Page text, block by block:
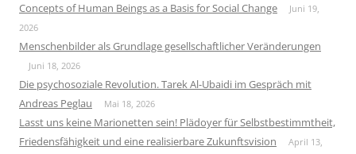
Concepts of Human Beings as a Basis for Social Change
Juni 19,
2026
Menschenbilder als Grundlage gesellschaftlicher Veränderungen
Juni 18, 2026
Die psychosoziale Revolution. Tarek Al-Ubaidi im Gespräch mit
Andreas Peglau
Mai 18, 2026
Lasst uns keine Marionetten sein! Plädoyer für Selbstbestimmtheit,
Friedensfähigkeit und eine realisierbare Zukunftsvision
April 13,